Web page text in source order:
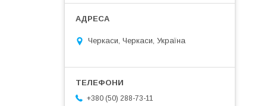
Черкаси, Черкаси, Україна
+380 (50) 288-73-11